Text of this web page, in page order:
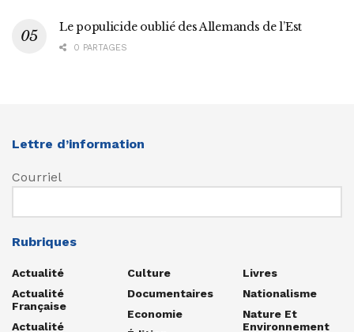
Le populicide oublié des Allemands de l’Est
0 PARTAGES
Lettre d’information
Courriel
Rubriques
Actualité
Actualité
Française
Actualité
Culture
Documentaires
Economie
Livres
Nationalisme
Nature Et
Environnement